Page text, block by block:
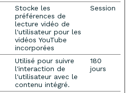
Stocke les
préférences de
lecture vidéo de
l'utilisateur pour les
vidéos YouTube
incorporées
Session
Utilisé pour suivre
l'interaction de
l'utilisateur avec le
contenu intégré.
180
jours